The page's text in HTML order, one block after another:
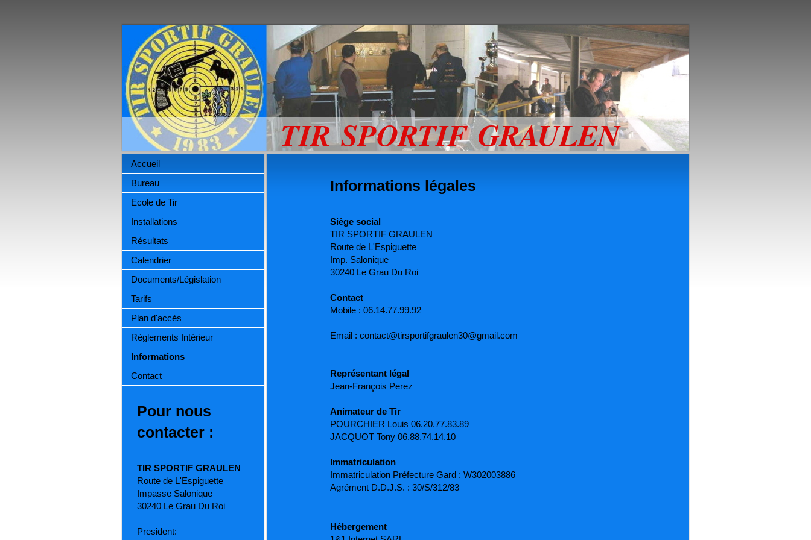
TIR SPORTIF GRAULEN
Accueil
Bureau
Ecole de Tir
Installations
Résultats
Calendrier
Documents/Législation
Tarifs
Plan d'accès
Règlements Intérieur
Informations
Contact
Pour nous
contacter :
TIR SPORTIF GRAULEN
Route de L'Espiguette
Impasse Salonique
30240 Le Grau Du Roi
President:
Informations légales
Siège social
TIR SPORTIF GRAULEN
Route de L'Espiguette
Imp. Salonique
30240 Le Grau Du Roi
Contact
Mobile : 06.14.77.99.92
Email : contact@tirsportifgraulen30@gmail.com
Représentant légal
Jean-François Perez
Animateur de Tir
POURCHIER Louis 06.20.77.83.89
JACQUOT Tony 06.88.74.14.10
Immatriculation
Immatriculation Préfecture Gard : W302003886
Agrément D.D.J.S. : 30/S/312/83
Hébergement